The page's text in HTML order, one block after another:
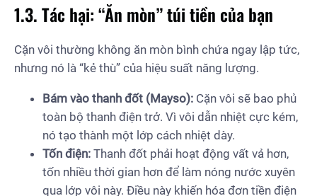
1.3. Tác hại: “Ăn mòn” túi tiền của bạn
Cặn vôi thường không ăn mòn bình chứa ngay lập tức,
nhưng nó là “kẻ thù” của hiệu suất năng lượng.
Bám vào thanh đốt (Mayso): Cặn vôi sẽ bao phủ
toàn bộ thanh điện trở. Vì vôi dẫn nhiệt cực kém,
nó tạo thành một lớp cách nhiệt dày.
Tốn điện: Thanh đốt phải hoạt động vất vả hơn,
tốn nhiều thời gian hơn để làm nóng nước xuyên
qua lớp vôi này. Điều này khiến hóa đơn tiền điện